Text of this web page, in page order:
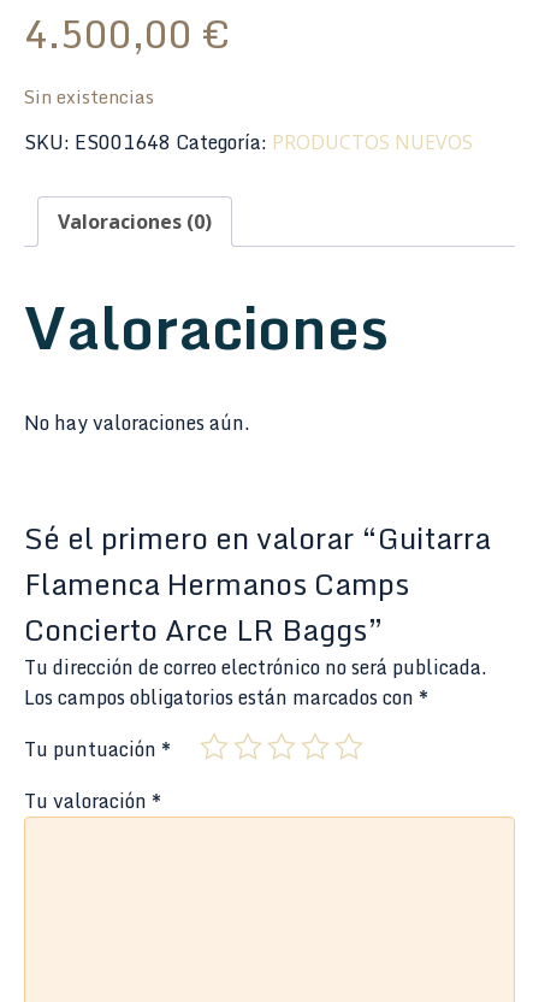
4.500,00 €
Sin existencias
SKU: ES001648 Categoría: PRODUCTOS NUEVOS
Valoraciones (0)
Valoraciones
No hay valoraciones aún.
Sé el primero en valorar “Guitarra
Flamenca Hermanos Camps
Concierto Arce LR Baggs”
Tu dirección de correo electrónico no será publicada.
Los campos obligatorios están marcados con *
Tu puntuación *
Tu valoración *